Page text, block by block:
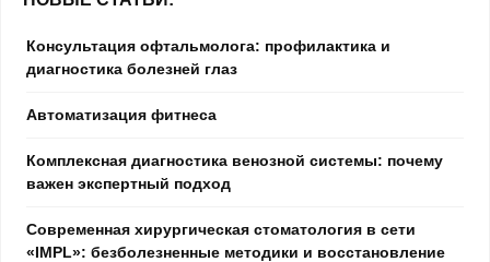
Консультация офтальмолога: профилактика и
диагностика болезней глаз
Автоматизация фитнеса
Комплексная диагностика венозной системы: почему
важен экспертный подход
Современная хирургическая стоматология в сети
«IMPL»: безболезненные методики и восстановление